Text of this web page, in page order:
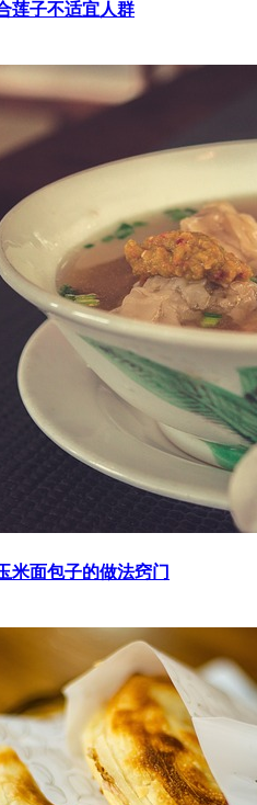
莲子不适宜人群
米面包子的做法窍门